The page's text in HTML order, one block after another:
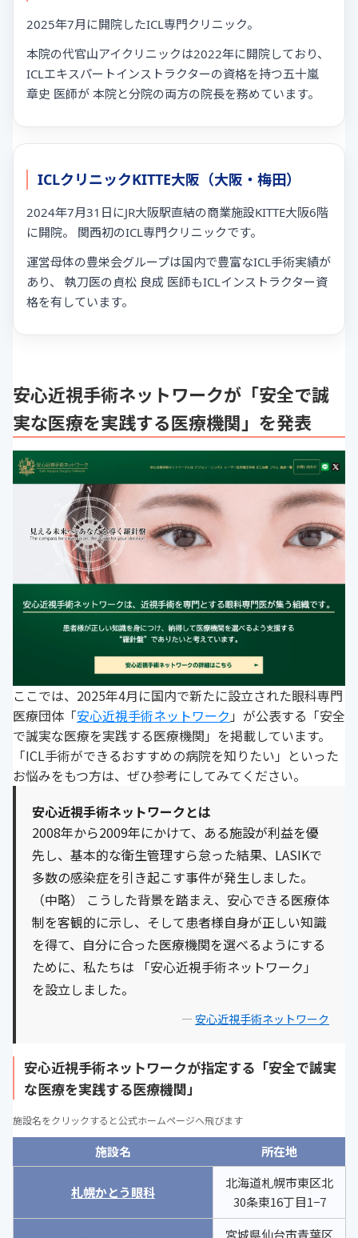
2025年7月に開院したICL専門クリニック。
本院の代官山アイクリニックは2022年に開院しており、
ICLエキスパートインストラクターの資格を持つ五十嵐
章史 医師が 本院と分院の両方の院長を務めています。
ICLクリニックKITTE大阪（大阪・梅田）
2024年7月31日にJR大阪駅直結の商業施設KITTE大阪6階
に開院。 関西初のICL専門クリニックです。
運営母体の豊栄会グループは国内で豊富なICL手術実績が
あり、 執刀医の貞松 良成 医師もICLインストラクター資
格を有しています。
安心近視手術ネットワークが「安全で誠
実な医療を実践する医療機関」を発表
ここでは、2025年4月に国内で新たに設立された眼科専門
医療団体「安心近視手術ネットワーク 」が公表する「安全
で誠実な医療を実践する医療機関」を掲載しています。
「ICL手術ができるおすすめの病院を知りたい」といった
お悩みをもつ方は、ぜひ参考にしてみてください。
安心近視手術ネットワークとは
2008年から2009年にかけて、ある施設が利益を優
先し、基本的な衛生管理すら怠った結果、LASIKで
多数の感染症を引き起こす事件が発生しました。
（中略） こうした背景を踏まえ、安心できる医療体
制を客観的に示し、そして患者様自身が正しい知識
を得て、自分に合った医療機関を選べるようにする
ために、私たちは 「安心近視手術ネットワーク」
を設立しました。
— 安心近視手術ネットワーク
安心近視手術ネットワークが指定する「安全で誠実
な医療を実践する医療機関」
施設名をクリックすると公式ホームページへ飛びます
施設名 所在地
札幌かとう眼科
北海道札幌市東区北
30条東16丁目1−7
宮城県仙台市青葉区